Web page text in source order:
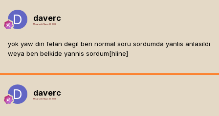
daverc
Mesaj tarihi: Mayıs 22, 2003
yok yaw din felan degil ben normal soru sordumda yanlis anlasildi
weya ben belkide yannis sordum[hline]
daverc
Mesaj tarihi: Mayıs 22, 2003